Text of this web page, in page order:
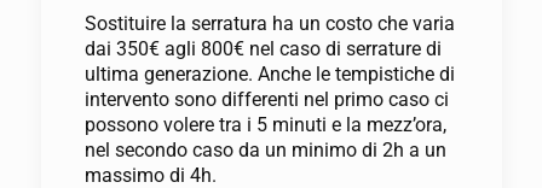
Sostituire la serratura ha un costo che varia
dai 350€ agli 800€ nel caso di serrature di
ultima generazione. Anche le tempistiche di
intervento sono differenti nel primo caso ci
possono volere tra i 5 minuti e la mezz’ora,
nel secondo caso da un minimo di 2h a un
massimo di 4h.